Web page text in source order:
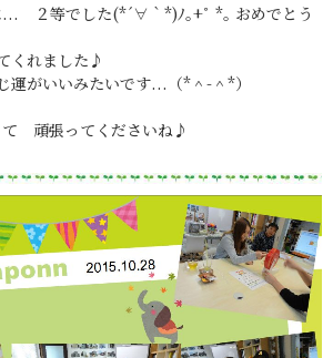
... ２等でした(*´∀｀*)ﾉ｡+ﾟ *｡ おめでとう
くれました♪
運がいいみたいです...（*＾-＾*）
て 頑張ってくださいね♪